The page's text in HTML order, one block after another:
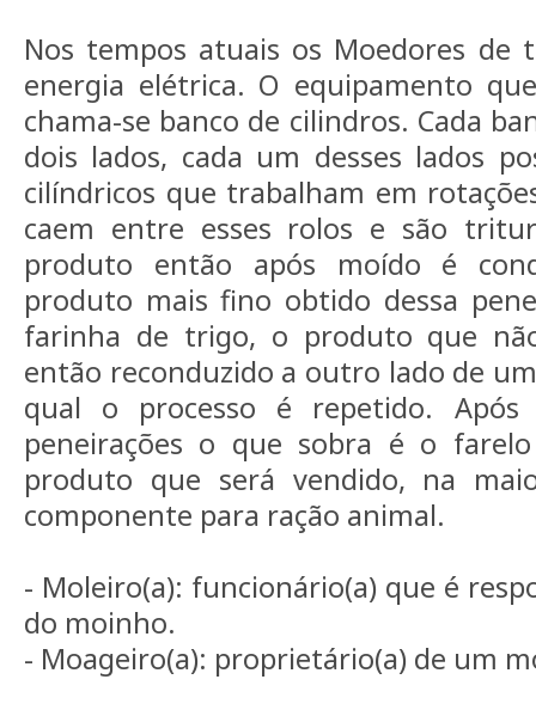
Nos tempos atuais os Moedores de
energia elétrica. O equipamento
chama-se banco de cilindros. Cada
dois lados, cada um desses lados
cilíndricos que trabalham em
caem entre esses rolos e são
produto então após moído é
produto mais fino obtido dessa
farinha de trigo, o produto que
então reconduzido a outro lado de
qual o processo é repetido. Após
peneirações o que sobra é o
produto que será vendido, na
componente para ração animal.
- Moleiro(a): funcionário(a) que é
do moinho.
- Moageiro(a): proprietário(a) de um